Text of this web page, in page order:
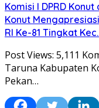
Komisi I DPRD
Konut
RI Ke-81 Tingkat
Post Views: 5,111
Taruna Kabupaten
Pekan…